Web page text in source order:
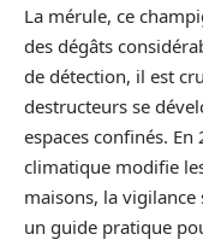
La mérule, ce
des dégâts
de détection, il est
destructeurs se
espaces confinés.
climatique modifie
maisons, la vigilance
un guide pratique